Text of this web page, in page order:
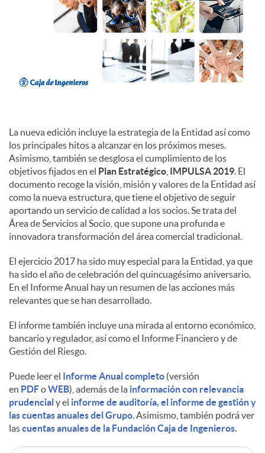
e
n
i
d
o
s
La nueva edición incluye la estrategia de la Entidad así como
los principales hitos a alcanzar en los próximos meses.
Asimismo, también se desglosa el cumplimiento de los
objetivos fijados en el Plan Estratégico IMPULSA 2019. El
documento recoge la visión, misión y valores de la Entidad así
como la nueva estructura, que tiene el objetivo de seguir
aportando un servicio de calidad a los socios. Se trata del
Área de Servicios al Socio, que supone una profunda e
innovadora transformación del área comercial tradicional.
El ejercicio 2017 ha sido muy especial para la Entidad, ya que
ha sido el año de celebración del quincuagésimo aniversario.
En el Informe Anual hay un resumen de las acciones más
relevantes que se han desarrollado.
El informe también incluye una mirada al entorno económico,
bancario y regulador, así como el Informe Financiero y de
Gestión del Riesgo.
Puede leer el Informe Anual completo (versión
en PDFoWEB), además de la información con relevancia
prudencialy el informe de auditoría, el informe de gestión y
las cuentas anuales del Grupo. Asimismo, también podrá ver
lascuentas anuales de la Fundación Caja de Ingenieros.